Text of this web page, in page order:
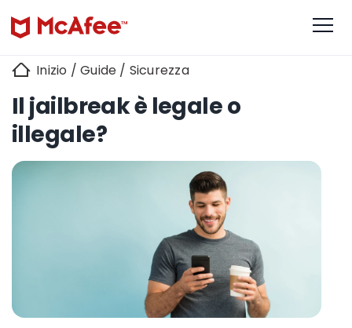
Inizio /Guide / Sicurezza
Il jailbreak è legale o
illegale?